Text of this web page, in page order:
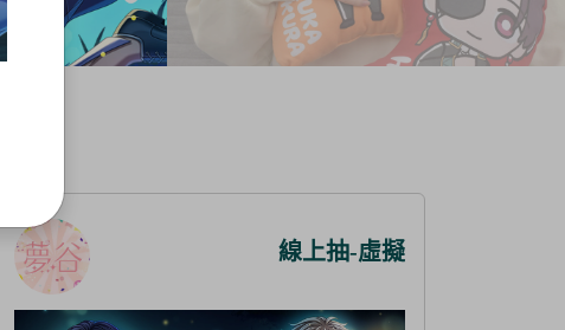
線上抽-虛擬